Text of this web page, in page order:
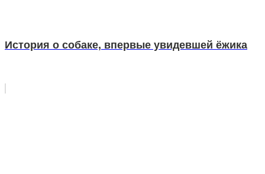
История о собаке, впервые увидевшей ёжика